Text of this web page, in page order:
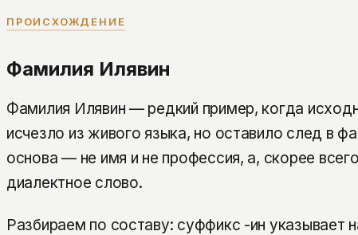
ПРОИСХОЖДЕНИЕ
Фамилия Илявин
Фамилия Илявин — редкий пример, когда
исчезло из живого языка, но оставило след в
основа — не имя и не профессия, а, скорее
диалектное слово.
Разбираем по составу: суффикс -ин указывает